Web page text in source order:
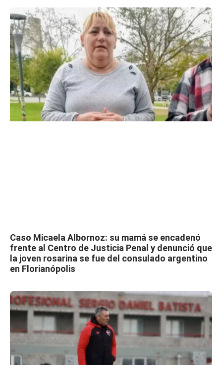
Caso Micaela Albornoz: su mamá se encadenó
frente al Centro de Justicia Penal y denunció que
la joven rosarina se fue del consulado argentino
en Florianópolis